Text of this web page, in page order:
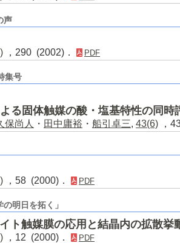
声
，290 (2002)． PDF
集号
る固体触媒の酸・塩基特性の同時
保尚人 ・ 田中庸裕 ・ 船引卓三, 43(6) ，
，58 (2000)． PDF
明日を拓く」
ト触媒膜の応用と結晶内の拡散挙
，12 (2000)． PDF